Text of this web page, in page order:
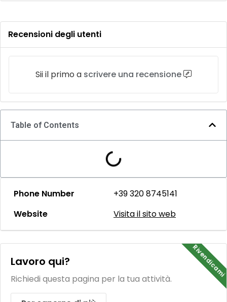
Recensioni degli utenti
Sii il primo a scrivere una recensione
Table of Contents
Phone Number
+39 320 8745141
Website
Visita il sito web
Rivendicami
Lavoro qui?
Richiedi questa pagina per la tua attività.